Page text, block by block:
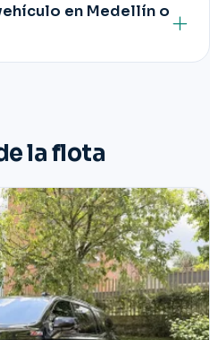
en Medellín o
la flota